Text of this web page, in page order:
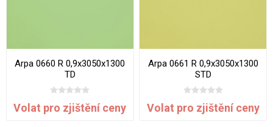
Arpa 0660 R 0,9x3050x1300
TD
Volat pro zjištění ceny
Arpa 0661 R 0,9x3050x1300
STD
Volat pro zjištění ceny